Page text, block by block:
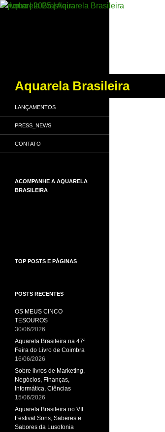
Aquarela Brasileira
LANÇAMENTOS
PRESS_NEWS
CONTATO
ACOMPANHE A AQUARELA
BRASILEIRA
TOP POSTS E PÁGINAS
POSTS RECENTES
OS MEUS CINCO
TESOUROS
30/06/2026
Aquarela Brasileira na 47ª
Feira do Livro de Coimbra
16/06/2026
Sobre livros de Marketing,
Negócios, Finanças,
Informática, Ciências
15/06/2026
Aquarela Brasileira no VII
Festival Sons, Saberes e
Sabores da Lusofonia